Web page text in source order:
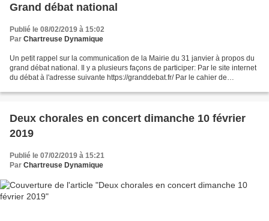
Grand débat national
Publié le 08/02/2019 à 15:02
Par Chartreuse Dynamique
Un petit rappel sur la communication de la Mairie du 31 janvier à propos du
grand débat national. Il y a plusieurs façons de participer: Par le site internet
du débat à l'adresse suivante https://granddebat.fr/ Par le cahier de
Deux chorales en concert dimanche 10 février
2019
Publié le 07/02/2019 à 15:21
Par Chartreuse Dynamique